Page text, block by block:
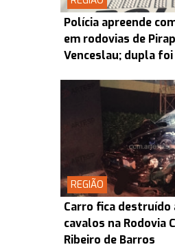
Polícia apreende
em rodovias de
Venceslau; dupla
REGIÃO
Carro fica
cavalos na Rodovia
Ribeiro de Barros